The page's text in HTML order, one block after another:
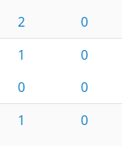
2 0
1 0
0 0
1 0